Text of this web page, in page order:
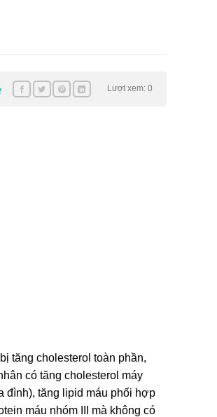
Lượt xem: 0
tăng cholesterol toàn phần,
có tăng cholesterol máy
đình), tăng lipid máu phối hợp
máu nhóm III mà không có